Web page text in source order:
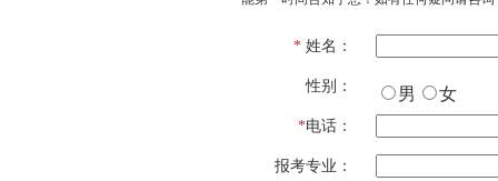
* 姓名：
性别： 男 女
*电话：
报考专业：